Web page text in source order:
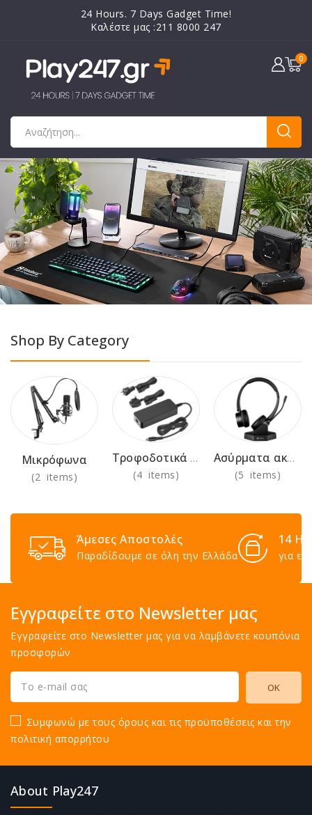
24 Hours. 7 Days Gadget Time!
Καλέστε μας :211 8000 247
0
Shop By Category
Μικρόφωνα
(2 items)
Τροφοδοτικά 230V
(4 items)
Ασύρματα ακουστικά για χρήση στο γραφείο
(5 items)
Άμεσες Αποστολές
Παραδίδουμε σε όλη την Ελλάδα
14
για
Εγγραφείτε στο Newsletter μας
Εγγραφείτε στο Newsletter μας για να λαμβάνετε κουπόνια
προσφορών
Συμφωνώ με τους όρους και τις προϋποθέσεις και την
πολιτική απορρήτου
About Play247